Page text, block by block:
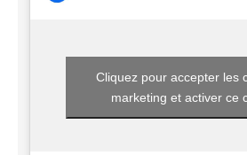
Cliquez pour accepter les
marketing et activer ce